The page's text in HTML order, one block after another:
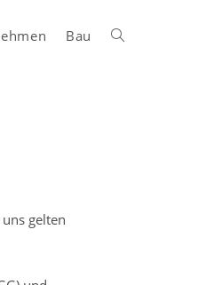
Bau
gelten